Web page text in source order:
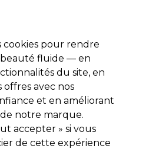
Se connecter
Electro et Matériel
et délais
la suite
cookies pour rendre
fluide — en
du site, en
offres avec nos
et en améliorant
notre marque.
accepter » si vous
de cette expérience